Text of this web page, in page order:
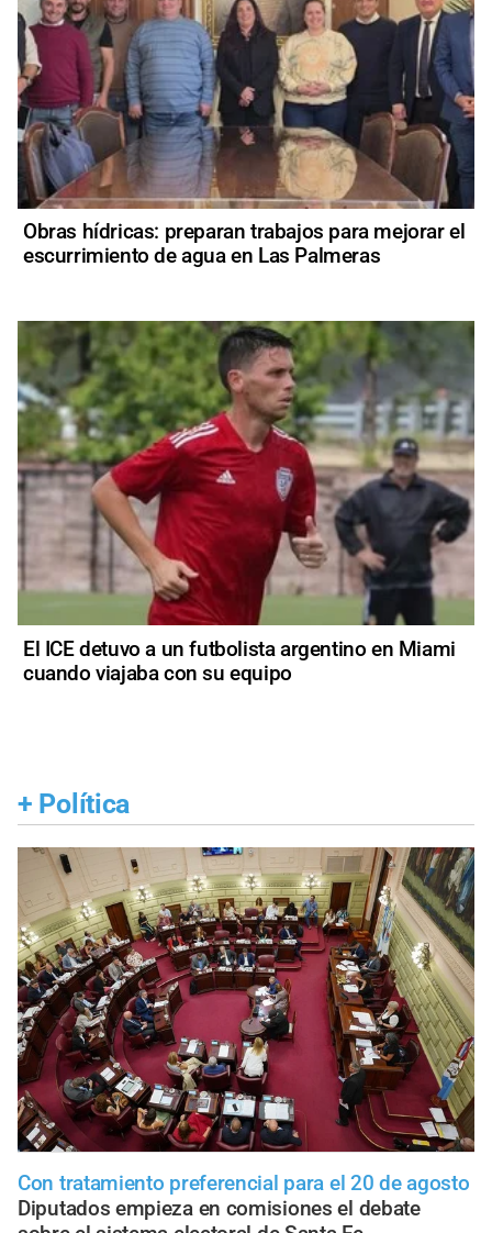
Obras hídricas: preparan trabajos para mejorar el
escurrimiento de agua en Las Palmeras
El ICE detuvo a un futbolista argentino en Miami
cuando viajaba con su equipo
+ Política
Con tratamiento preferencial para el 20 de agosto
Diputados empieza en comisiones el debate